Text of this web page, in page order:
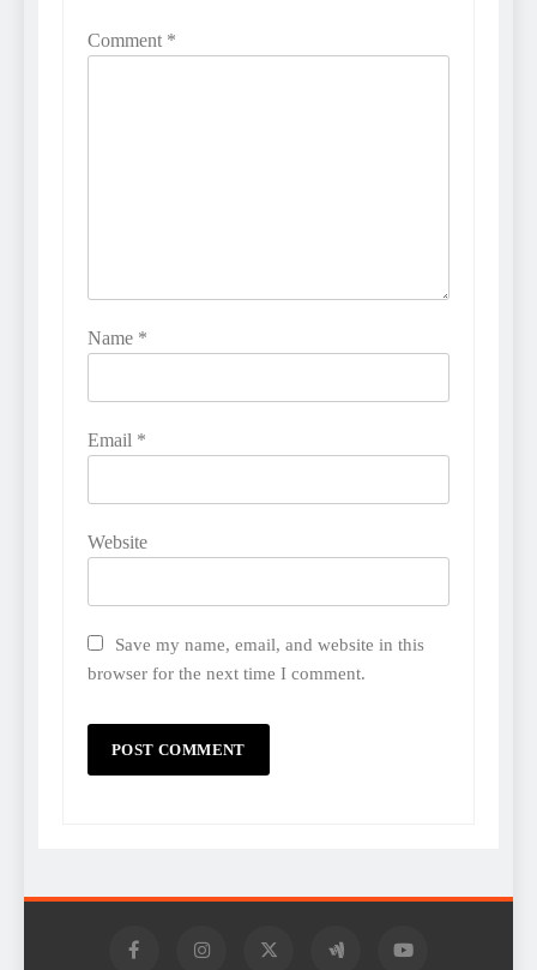
Comment *
Name *
Email *
Website
Save my name, email, and website in this
browser for the next time I comment.